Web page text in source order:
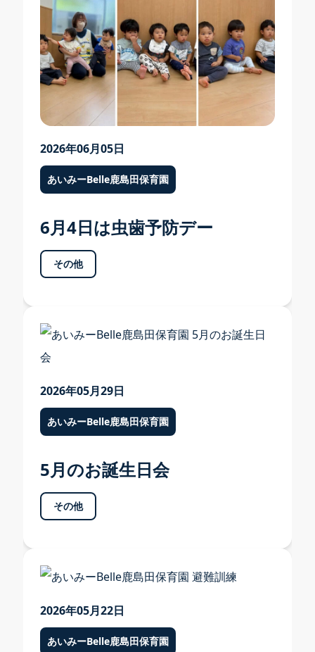
採用情報
採用案内 TOP
募集要項・お祝い金
福利厚生・研修・キャリア形成
よくある質問・先輩の声
問い合わせ・エントリーフォーム
2026年06月05日
あいみーBelle鹿島田保育園
6月4日は虫歯予防デー
その他
2026年05月29日
あいみーBelle鹿島田保育園
5月のお誕生日会
その他
2026年05月22日
あいみーBelle鹿島田保育園